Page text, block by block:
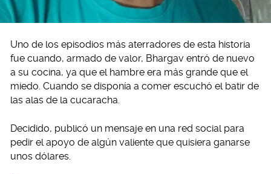
Uno de los episodios más aterradores de esta historia
fue cuando, armado de valor, Bhargav entró de nuevo
a su cocina, ya que el hambre era más grande que el
miedo. Cuando se disponía a comer escuchó el batir de
las alas de la cucaracha.
Decidido, publicó un mensaje en una red social para
pedir el apoyo de algún valiente que quisiera ganarse
unos dólares.